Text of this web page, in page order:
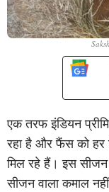
एक तरफ इंडियन
रहा है और फैंस को
मिल रहे हैं। इस
सीजन वाला कमाल